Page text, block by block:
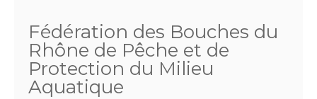
Fédération des Bouches du
Rhône de Pêche et de
Protection du Milieu
Aquatique